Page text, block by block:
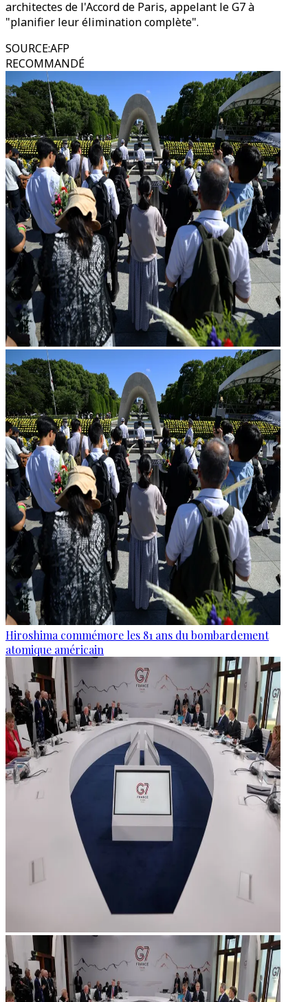
architectes de l'Accord de Paris, appelant le G7 à
"planifier leur élimination complète".
SOURCE:AFP
RECOMMANDÉ
Hiroshima commémore les 81 ans du bombardement
atomique américain